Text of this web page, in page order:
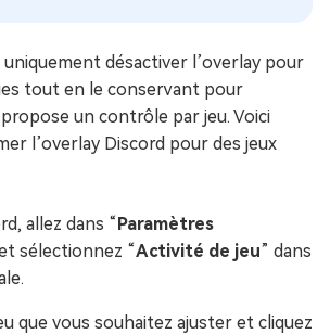
désactiver l’overlay pour
tout en le conservant pour
un contrôle par jeu. Voici
l’overlay Discord pour des jeux
allez dans “Paramètres
sélectionnez “Activité de jeu” dans
que vous souhaitez ajuster et cliquez